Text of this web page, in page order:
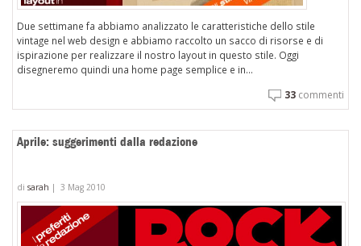
Due settimane fa abbiamo analizzato le caratteristiche dello stile
vintage nel web design e abbiamo raccolto un sacco di risorse e di
ispirazione per realizzare il nostro layout in questo stile. Oggi
disegneremo quindi una home page semplice e in...
33 commenti
Aprile: suggerimenti dalla redazione
di sarah | 3 Mag 2010